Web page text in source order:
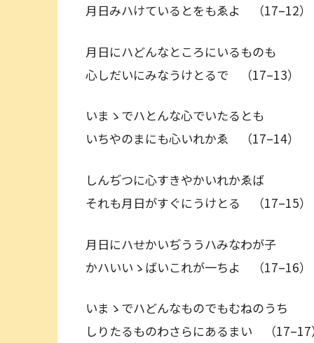
月日みハけているとをもゑよ （17–12）
月日にハどんなところにいるものも
心しだいにみなうけとるで （17–13）
いまゝでハとんな心でいたるとも
いちやのまにも心いれかゑ （17–14）
しんぢつに心すきやかいれかゑば
それも月日がすぐにうけとる （17–15）
月日にハせかいぢううハみなわが子
かハいいゝばいこれが一ちよ （17–16）
いまゝでハどんなものでもむねのうち
しりたるものわさらにあるまい （17–17